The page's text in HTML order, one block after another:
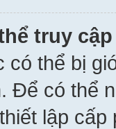
truy
có thể bị
Để có thể
lập